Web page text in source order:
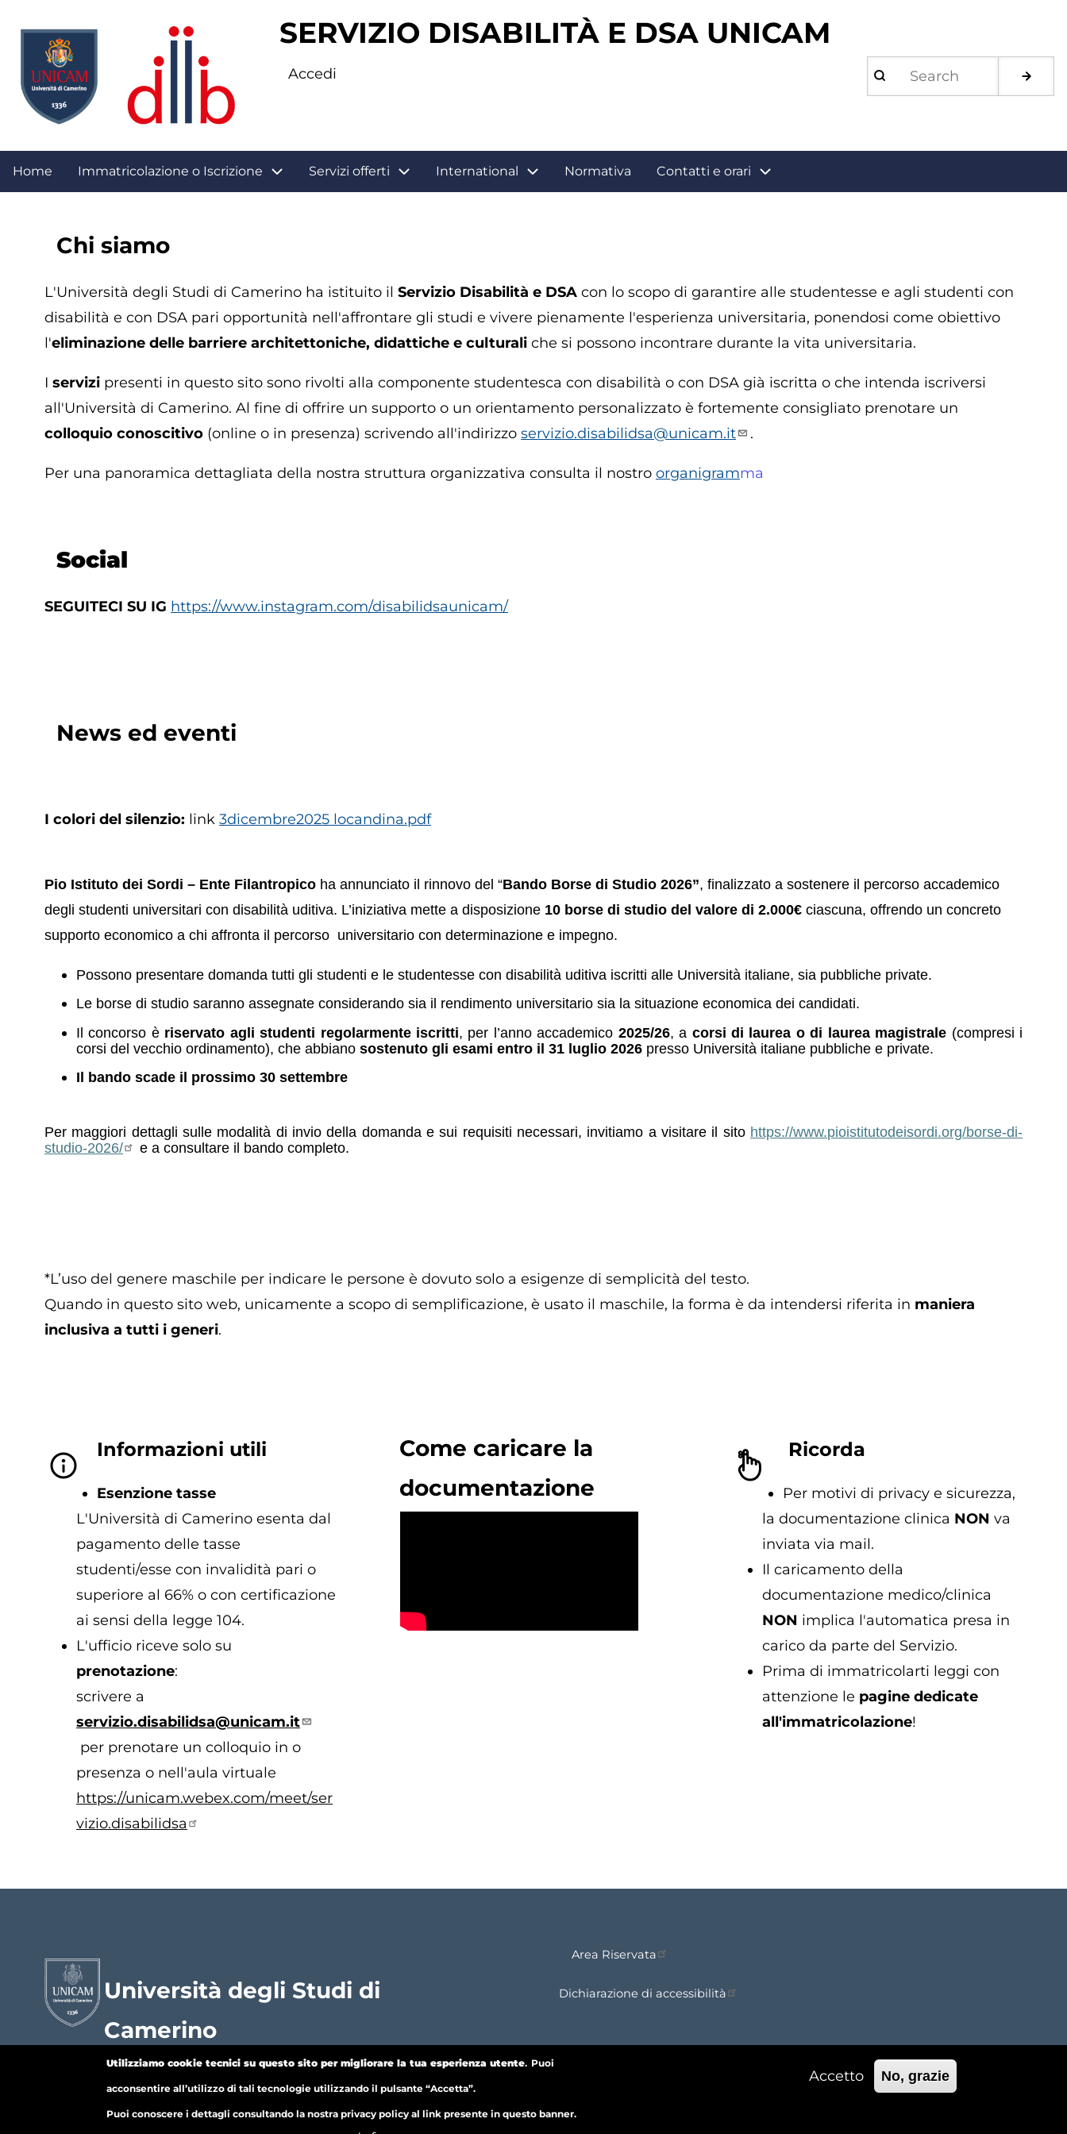
Utilizziamo cookie tecnici su questo sito per migliorare la tua esperienza utente. Puoi
acconsentire all’utilizzo di tali tecnologie utilizzando il pulsante “Accetta”.
Puoi conoscere i dettagli consultando la nostra privacy policy al link presente in questo banner.
Accetto No, grazie
SERVIZIO DISABILITÀ E DSA UNICAM
Search
Accedi
Apri
navigazione
Home Immatricolazione o Iscrizione Servizi offerti International Normativa Contatti e orari
Chi siamo
L'Università degli Studi di Camerino ha istituito il Servizio Disabilità e DSA con lo scopo di garantire alle studentesse e agli studenti con
disabilità e con DSA pari opportunità nell'affrontare gli studi e vivere pienamente l'esperienza universitaria, ponendosi come obiettivo
l'eliminazione delle barriere architettoniche, didattiche e culturali che si possono incontrare durante la vita universitaria.
I servizi presenti in questo sito sono rivolti alla componente studentesca con disabilità o con DSA già iscritta o che intenda iscriversi
all'Università di Camerino. Al fine di offrire un supporto o un orientamento personalizzato è fortemente consigliato prenotare un
colloquio conoscitivo (online o in presenza) scrivendo all'indirizzo servizio.disabilidsa@unicam.it .
Per una panoramica dettagliata della nostra struttura organizzativa consulta il nostro organigramma
Social
SEGUITECI SU IG https://www.instagram.com/disabilidsaunicam/
News ed eventi
I colori del silenzio: link 3dicembre2025 locandina.pdf
Pio Istituto dei Sordi – Ente Filantropico ha annunciato il rinnovo del “Bando Borse di Studio 2026”, finalizzato a sostenere il percorso accademico
degli studenti universitari con disabilità uditiva. L’iniziativa mette a disposizione 10 borse di studio del valore di 2.000€ ciascuna, offrendo un concreto
supporto economico a chi affronta il percorso universitario con determinazione e impegno.
Possono presentare domanda tutti gli studenti e le studentesse con disabilità uditiva iscritti alle Università italiane, sia pubbliche private.
Le borse di studio saranno assegnate considerando sia il rendimento universitario sia la situazione economica dei candidati.
Il concorso è riservato agli studenti regolarmente iscritti, per l’anno accademico 2025/26, a corsi di laurea o di laurea magistrale (compresi i
corsi del vecchio ordinamento), che abbiano sostenuto gli esami entro il 31 luglio 2026 presso Università italiane pubbliche e private.
Il bando scade il prossimo 30 settembre
Per maggiori dettagli sulle modalità di invio della domanda e sui requisiti necessari, invitiamo a visitare il sito https://www.pioistitutodeisordi.org/borse-di-
studio-2026/
e a consultare il bando completo.
*L’uso del genere maschile per indicare le persone è dovuto solo a esigenze di semplicità del testo.
Quando in questo sito web, unicamente a scopo di semplificazione, è usato il maschile, la forma è da intendersi riferita in maniera
inclusiva a tutti i generi.
Informazioni utili
Esenzione tasse
L'Università di Camerino esenta dal
pagamento delle tasse
studenti/esse con invalidità pari o
superiore al 66% o con certificazione
ai sensi della legge 104.
L'ufficio riceve solo su
prenotazione:
scrivere a
servizio.disabilidsa@unicam.it
per prenotare un colloquio in o
presenza o nell'aula virtuale
https://unicam.webex.com/meet/ser
vizio.disabilidsa
Come caricare la
documentazione
Ricorda
Per motivi di privacy e sicurezza,
la documentazione clinica NON va
inviata via mail.
Il caricamento della
documentazione medico/clinica
NON implica l'automatica presa in
carico da parte del Servizio​​​.
Prima di immatricolarti leggi con
attenzione le pagine dedicate
all'immatricolazione!
Università degli Studi di
Camerino
Home Unicam News Posta elettronica Wi-Fi
Area Riservata
Dichiarazione di accessibilità